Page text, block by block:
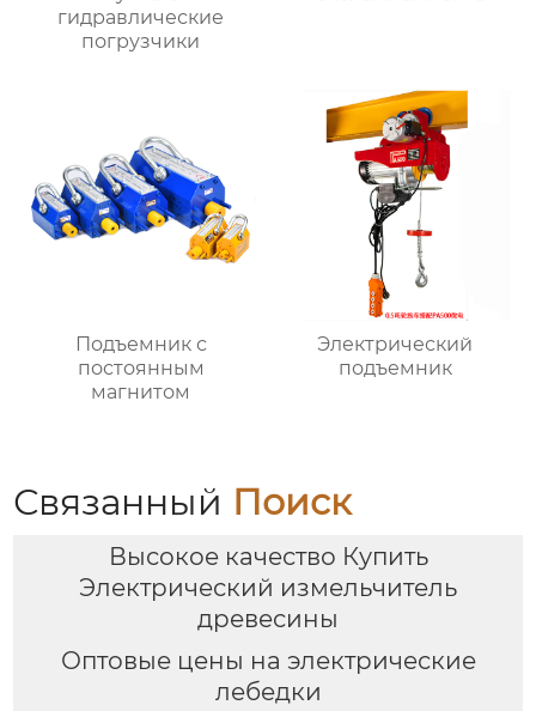
гидравлические
погрузчики
Подъемник с
постоянным
магнитом
Электрический
подъемник
Связанный Поиск
Высокое качество Купить
Электрический измельчитель
древесины
Оптовые цены на электрические
лебедки